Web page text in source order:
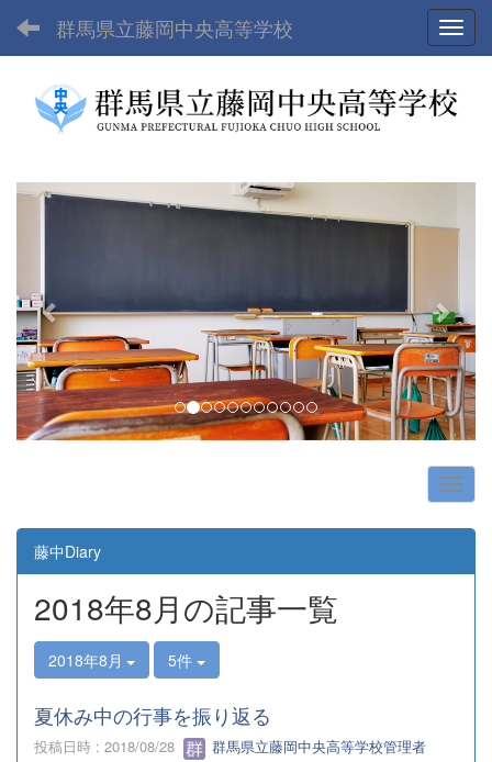
群馬県立藤岡中央高等学校
p
i
o
u
s
e
藤中Diary
2018年8月の記事一覧
2018年8月 5件
夏休み中の行事を振り返る
投稿日時 : 2018/08/28 群馬県立藤岡中央高等学校管理者